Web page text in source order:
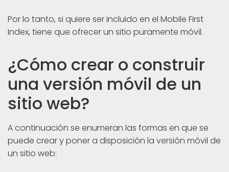
Por lo tanto, si quiere ser incluido en el Mobile First
Index, tiene que ofrecer un sitio puramente móvil.
¿Cómo crear o construir
una versión móvil de un
sitio web?
A continuación se enumeran las formas en que se
puede crear y poner a disposición la versión móvil de
un sitio web: